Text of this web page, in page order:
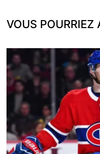
VOUS POURRIEZ